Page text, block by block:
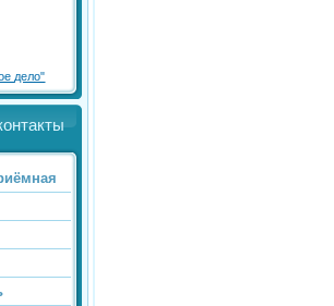
дело"